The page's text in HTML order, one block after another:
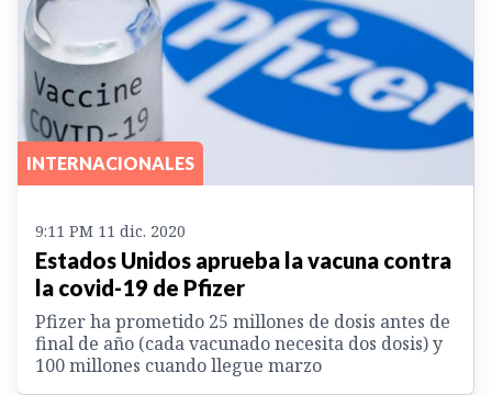
INTERNACIONALES
9:11 PM 11 dic. 2020
Estados Unidos aprueba la vacuna contra
la covid-19 de Pfizer
Pfizer ha prometido 25 millones de dosis antes de
final de año (cada vacunado necesita dos dosis) y
100 millones cuando llegue marzo